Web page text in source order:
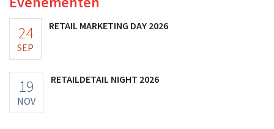
24
SEP
RETAIL MARKETING DAY 2026
19
NOV
RETAILDETAIL NIGHT 2026